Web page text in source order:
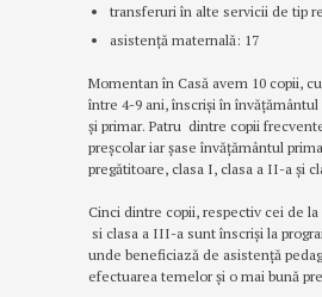
transferuri în alte servicii de tip
asistență maternală: 17
Momentan în Casă avem 10 copii,
între 4-9 ani, înscriși în învățământul
și primar. Patru dintre copii
preșcolar iar șase învățământul
pregătitoare, clasa I, clasa a II-a și
Cinci dintre copii, respectiv cei de
si clasa a III-a sunt înscriși la
unde beneficiază de asistență
efectuarea temelor și o mai bună